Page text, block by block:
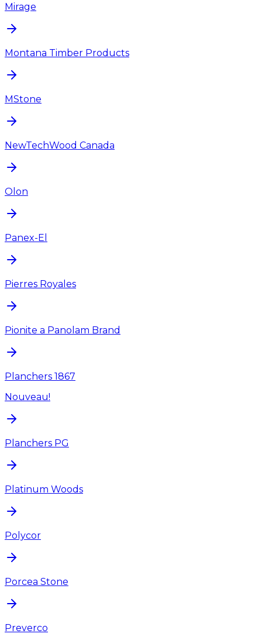
Mirage
Montana Timber Products
MStone
NewTechWood Canada
Olon
Panex-El
Pierres Royales
Pionite a Panolam Brand
Planchers 1867
Nouveau!
Planchers PG
Platinum Woods
Polycor
Porcea Stone
Preverco